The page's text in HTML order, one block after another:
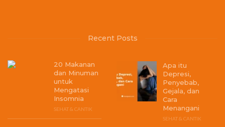
Recent Posts
20 Makanan
dan Minuman
untuk
Mengatasi
Insomnia
SEHAT & CANTIK
Apa itu
Depresi,
Penyebab,
Gejala, dan
Cara
Menangani
SEHAT & CANTIK